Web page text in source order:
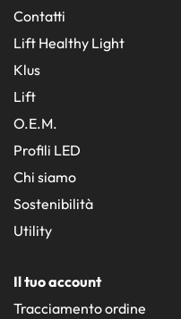
Contatti
Lift Healthy Light
Klus
Lift
O.E.M.
Profili LED
Chi siamo
Sostenibilità
Utility
Il tuo account
Tracciamento ordine